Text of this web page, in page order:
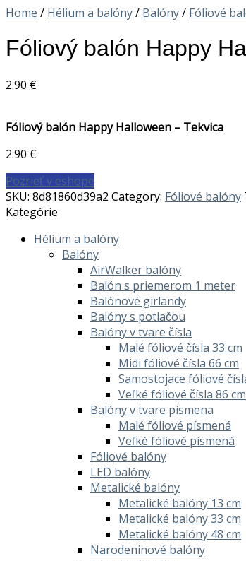
Home / Hélium a balóny/ Balóny/ Fóliové
Fóliový balón Happy
2.90 €
Fóliový balón Happy Halloween – Tekvica
2.90 €
Pozrieť v eshope
SKU: 8d81860d39a2 Category: Fóliové balóny
Kategórie
Hélium a balóny
Balóny
AirWalker balóny
Balón s priemerom 1 meter
Balónové girlandy
Balóny s potlačou
Balóny v tvare čísla
Malé fóliové čísla 33 cm
Midi fóliové čísla 66 cm
Samostojace fóliové
Veľké fóliové čísla 86 cm
Balóny v tvare písmena
Malé fóliové písmená
Veľké fóliové písmená
Fóliové balóny
LED balóny
Metalické balóny
Metalické balóny 13 cm
Metalické balóny 33 cm
Metalické balóny 48 cm
Narodeninové balóny